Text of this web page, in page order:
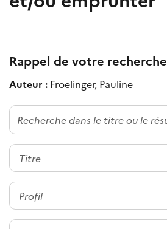
Rappel de votre recherche
Auteur : Froelinger, Pauline